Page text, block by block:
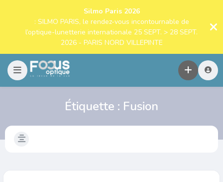
Silmo Paris 2026
: SILMO PARIS, le rendez-vous incontournable de
l’optique-lunetterie internationale 25 SEPT. > 28 SEPT.
2026 - PARIS NORD VILLEPINTE
Étiquette : Fusion